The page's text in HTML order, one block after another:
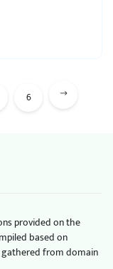
6
provided on the
based on
gathered from domain